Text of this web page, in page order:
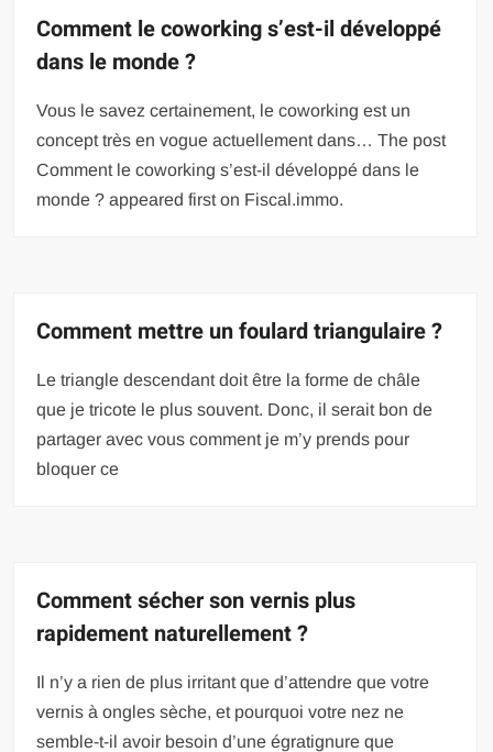
Comment le coworking s’est-il développé
dans le monde ?
Vous le savez certainement, le coworking est un
concept très en vogue actuellement dans… The post
Comment le coworking s’est-il développé dans le
monde ? appeared first on Fiscal.immo.
Comment mettre un foulard triangulaire ?
Le triangle descendant doit être la forme de châle
que je tricote le plus souvent. Donc, il serait bon de
partager avec vous comment je m’y prends pour
bloquer ce
Comment sécher son vernis plus
rapidement naturellement ?
Il n’y a rien de plus irritant que d’attendre que votre
vernis à ongles sèche, et pourquoi votre nez ne
semble-t-il avoir besoin d’une égratignure que